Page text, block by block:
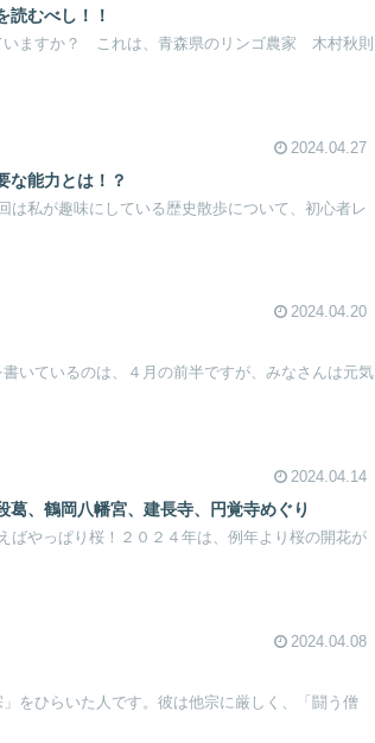
読むべし！！
いますか？ これは、青森県のリンゴ農家 木村秋則
2024.04.27
な能力とは！？
私が趣味にしている歴史散歩について、初心者レ
2024.04.20
いているのは、４月の前半ですが、みなさんは元気
2024.04.14
葛、鶴岡八幡宮、建長寺、円覚寺めぐり
やっぱり桜！２０２４年は、例年より桜の開花が
2024.04.08
をひらいた人です。彼は他宗に厳しく、「闘う僧